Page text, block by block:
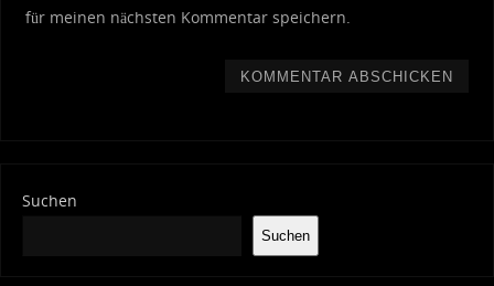
für meinen nächsten Kommentar speichern.
Suchen
Suchen